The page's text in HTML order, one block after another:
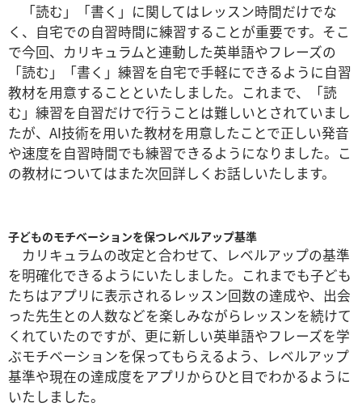
「読む」「書く」に関してはレッスン時間だけでな
く、自宅での自習時間に練習することが重要です。そこ
で今回、カリキュラムと連動した英単語やフレーズの
「読む」「書く」練習を自宅で手軽にできるように自習
教材を用意することといたしました。これまで、「読
む」練習を自習だけで行うことは難しいとされていまし
たが、AI技術を用いた教材を用意したことで正しい発音
や速度を自習時間でも練習できるようになりました。こ
の教材についてはまた次回詳しくお話しいたします。
子どものモチベーションを保つレベルアップ基準
カリキュラムの改定と合わせて、レベルアップの基準
を明確化できるようにいたしました。これまでも子ども
たちはアプリに表示されるレッスン回数の達成や、出会
った先生との人数などを楽しみながらレッスンを続けて
くれていたのですが、更に新しい英単語やフレーズを学
ぶモチベーションを保ってもらえるよう、レベルアップ
基準や現在の達成度をアプリからひと目でわかるように
いたしました。